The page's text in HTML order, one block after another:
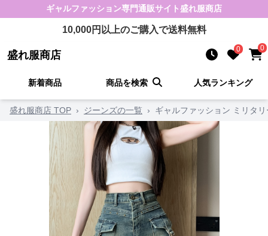
ギャルファッション専門通販サイト盛れ服商店
10,000円以上のご購入で送料無料
盛れ服商店 0 0
新着商品 商品を検索 人気ランキング
盛れ服商店 TOP › ジーンズの一覧 › ギャルファッション ミリタ